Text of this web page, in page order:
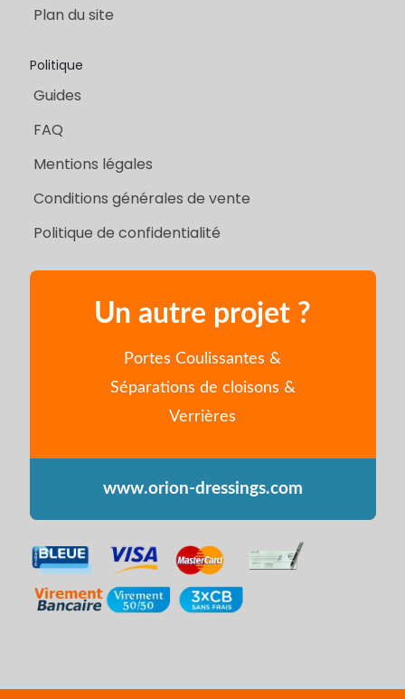
Plan du site
Politique
Guides
FAQ
Mentions légales
Conditions générales de vente
Politique de confidentialité
Un autre projet ?
Portes Coulissantes &
Séparations de cloisons &
Verrières
www.orion-dressings.com